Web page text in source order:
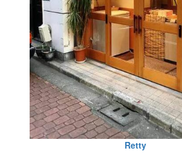
Retty